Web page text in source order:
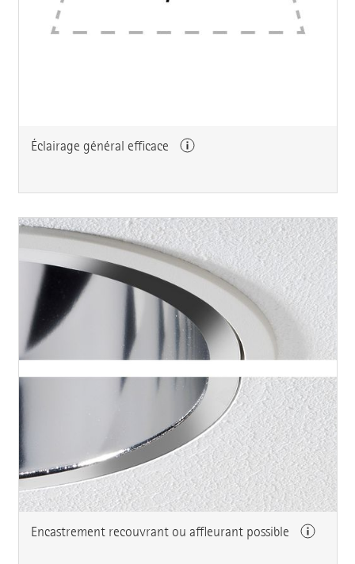
Éclairage général efficace
Encastrement recouvrant ou affleurant possible